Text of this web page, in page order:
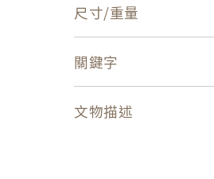
尺寸/重量
關鍵字
文物描述